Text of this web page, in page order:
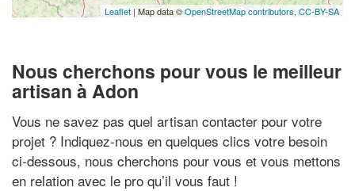
Leaflet | Map data ©OpenStreetMap contributors, CC-BY-SA
Nous cherchons pour vous le meilleur
artisan à Adon
Vous ne savez pas quel artisan contacter pour votre
projet ? Indiquez-nous en quelques clics votre besoin
ci-dessous, nous cherchons pour vous et vous mettons
en relation avec le pro qu’il vous faut !